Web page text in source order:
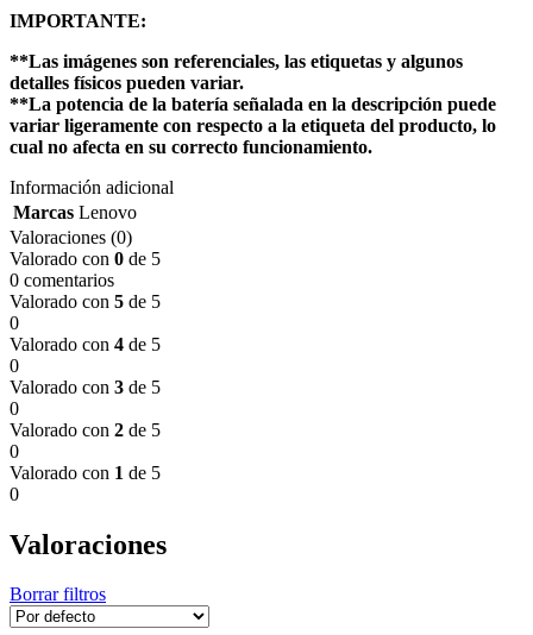
IMPORTANTE:
**Las imágenes son referenciales, las etiquetas y algunos
detalles físicos pueden variar.
**La potencia de la batería señalada en la descripción puede
variar ligeramente con respecto a la etiqueta del producto, lo
cual no afecta en su correcto funcionamiento.
Información adicional
Marcas Lenovo
Valoraciones (0)
Valorado con 0 de 5
0 comentarios
Valorado con 5 de 5
0
Valorado con 4 de 5
0
Valorado con 3 de 5
0
Valorado con 2 de 5
0
Valorado con 1 de 5
0
Valoraciones
Borrar filtros